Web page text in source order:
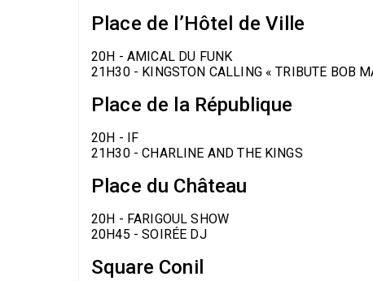
Place de l’Hôtel de Ville
20H - AMICAL DU FUNK
21H30 - KINGSTON CALLING « TRIBUTE BOB
Place de la République
20H - IF
21H30 - CHARLINE AND THE KINGS
Place du Château
20H - FARIGOUL SHOW
20H45 - SOIRÉE DJ
Square Conil